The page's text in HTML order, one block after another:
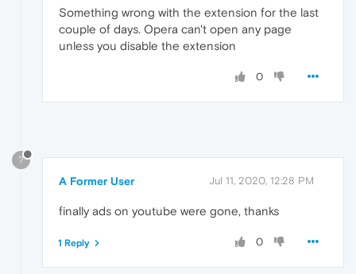
Something wrong with the extension for the last
couple of days. Opera can't open any page
unless you disable the extension
0
?
A Former User Jul 11, 2020, 12:28 PM
finally ads on youtube were gone, thanks
0
1 Reply